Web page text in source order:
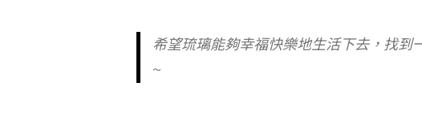
希望琉璃能夠幸福快樂地生活下去，找到
~